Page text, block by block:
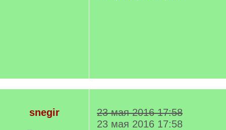
snegir
23 мая 2016 17:58
23 мая 2016 17:58